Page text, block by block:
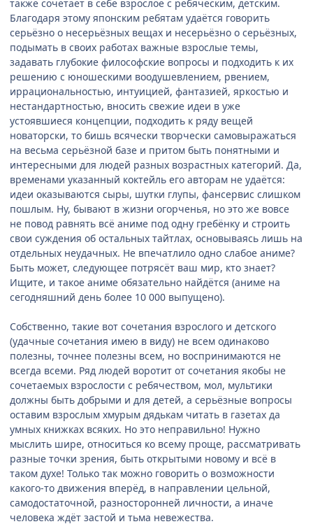
также сочетает в себе взрослое с ребяческим, детским.
Благодаря этому японским ребятам удаётся говорить
серьёзно о несерьёзных вещах и несерьёзно о серьёзных,
подымать в своих работах важные взрослые темы,
задавать глубокие философские вопросы и подходить к их
решению с юношескими воодушевлением, рвением,
иррациональностью, интуицией, фантазией, яркостью и
нестандартностью, вносить свежие идеи в уже
устоявшиеся концепции, подходить к ряду вещей
новаторски, то бишь всячески творчески самовыражаться
на весьма серьёзной базе и притом быть понятными и
интересными для людей разных возрастных категорий. Да,
временами указанный коктейль его авторам не удаётся:
идеи оказываются сыры, шутки глупы, фансервис слишком
пошлым. Ну, бывают в жизни огорченья, но это же вовсе
не повод равнять всё аниме под одну гребёнку и строить
свои суждения об остальных тайтлах, основываясь лишь на
отдельных неудачных. Не впечатлило одно слабое аниме?
Быть может, следующее потрясёт ваш мир, кто знает?
Ищите, и такое аниме обязательно найдётся (аниме на
сегодняшний день более 10 000 выпущено).
Собственно, такие вот сочетания взрослого и детского
(удачные сочетания имею в виду) не всем одинаково
полезны, точнее полезны всем, но воспринимаются не
всегда всеми. Ряд людей воротит от сочетания якобы не
сочетаемых взрослости с ребячеством, мол, мультики
должны быть добрыми и для детей, а серьёзные вопросы
оставим взрослым хмурым дядькам читать в газетах да
умных книжках всяких. Но это неправильно! Нужно
мыслить шире, относиться ко всему проще, рассматривать
разные точки зрения, быть открытыми новому и всё в
таком духе! Только так можно говорить о возможности
какого-то движения вперёд, в направлении цельной,
самодостаточной, разносторонней личности, а иначе
человека ждёт застой и тьма невежества.